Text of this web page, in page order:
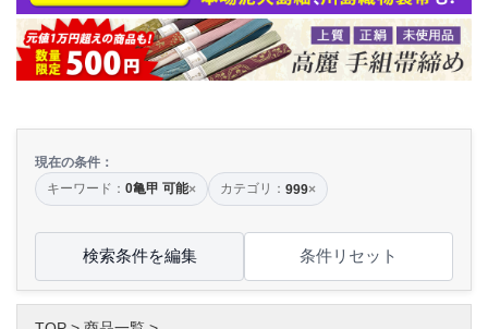
現在の条件：
キーワード： 0亀甲 可能× カテゴリ： 999×
検索条件を編集 条件リセット